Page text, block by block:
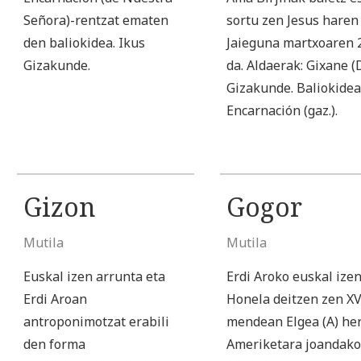
Señora)-rentzat ematen
den baliokidea. Ikus
Gizakunde.
sortu zen Jesus
Jaieguna martxoaren
da. Aldaerak: Gixane
Gizakunde.
Encarnación (gaz.).
Gizon
Mutila
Euskal izen arrunta eta
Erdi Aroan
antroponimotzat erabili
den forma
Gogor
Mutila
Erdi Aroko euskal
Honela deitzen zen
mendean Elgea (A)
Ameriketara